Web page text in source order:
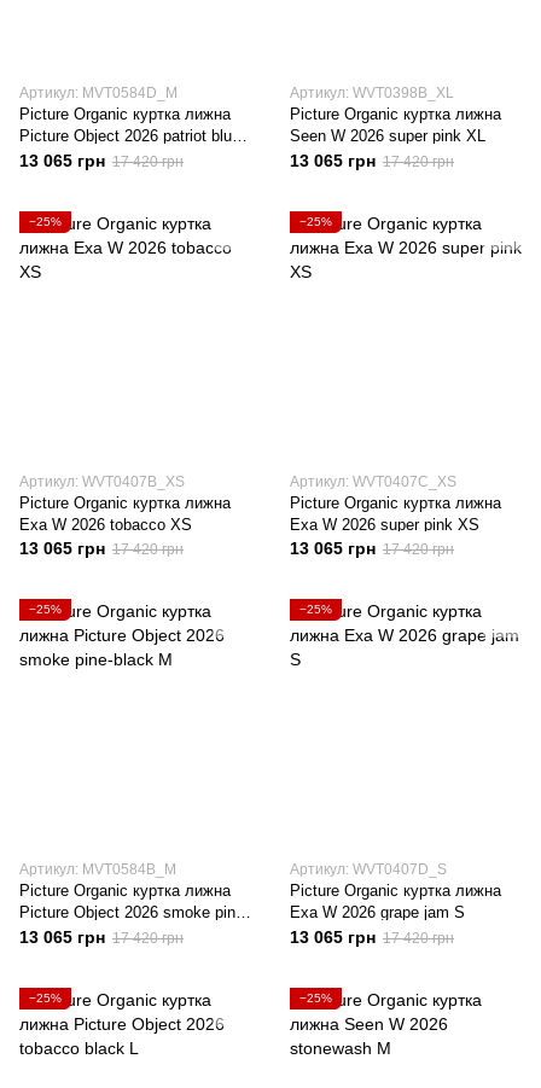
Артикул: MVT0584D_M
Picture Organic куртка лижна
Picture Object 2026 patriot blue-
neon flare M
13 065 грн 17 420 грн
Артикул: WVT0398B_XL
Picture Organic куртка лижна
Seen W 2026 super pink XL
13 065 грн 17 420 грн
−25%
Артикул: WVT0407B_XS
Picture Organic куртка лижна
Exa W 2026 tobacco XS
13 065 грн 17 420 грн
−25%
Артикул: WVT0407C_XS
Picture Organic куртка лижна
Exa W 2026 super pink XS
13 065 грн 17 420 грн
−25%
Артикул: MVT0584B_M
Picture Organic куртка лижна
Picture Object 2026 smoke pine-
black M
13 065 грн 17 420 грн
−25%
Артикул: WVT0407D_S
Picture Organic куртка лижна
Exa W 2026 grape jam S
13 065 грн 17 420 грн
−25% −25%